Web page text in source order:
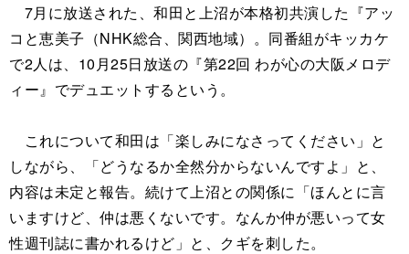
7月に放送された、和田と上沼が本格初共演した『アッ
コと恵美子（NHK総合、関西地域）。同番組がキッカケ
で2人は、10月25日放送の『第22回 わが心の大阪メロデ
ィー』でデュエットするという。
これについて和田は「楽しみになさってください」と
しながら、「どうなるか全然分からないんですよ」と、
内容は未定と報告。続けて上沼との関係に「ほんとに言
いますけど、仲は悪くないです。なんか仲が悪いって女
性週刊誌に書かれるけど」と、クギを刺した。